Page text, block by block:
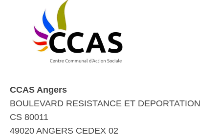
CCAS Angers
BOULEVARD RESISTANCE ET DEPORTATION
CS 80011
49020 ANGERS CEDEX 02